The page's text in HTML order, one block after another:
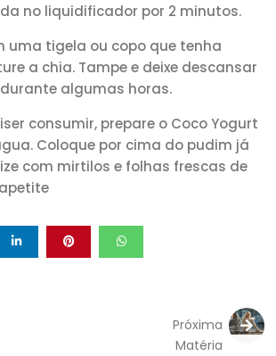
no liquidificador por 2 minutos.
uma tigela ou copo que tenha
a chia. Tampe e deixe descansar
algumas horas.
consumir, prepare o Coco Yogurt
Coloque por cima do pudim já
com mirtilos e folhas frescas de
Próxima
Matéria